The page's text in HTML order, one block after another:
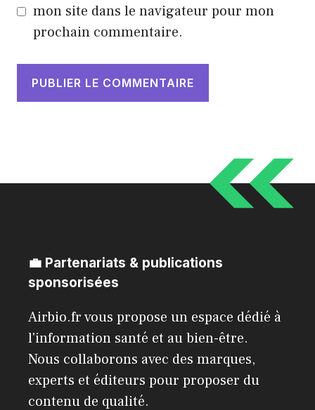
mon site dans le navigateur pour mon
prochain commentaire.
💼 Partenariats & publications
sponsorisées
Airbio.fr vous propose un espace dédié à
l'information santé et au bien-être.
Nous collaborons avec des marques,
experts et éditeurs pour proposer du
contenu de qualité.